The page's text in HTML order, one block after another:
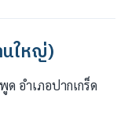
นใหญ่)
อำเภอปากเกร็ด